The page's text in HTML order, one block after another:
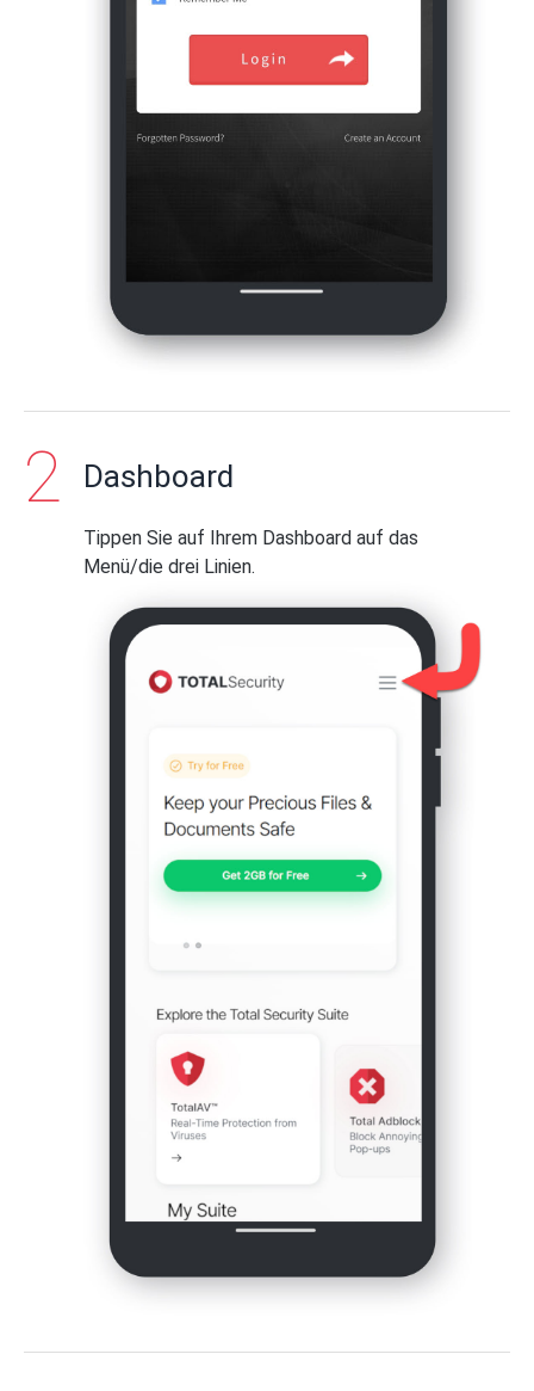
Dashboard
Tippen Sie auf Ihrem Dashboard auf das
Menü/die drei Linien.